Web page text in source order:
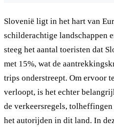
Slovenië ligt in het hart van
schilderachtige landschappen
steeg het aantal toeristen dat
met 15%, wat de
trips onderstreept. Om ervoor
verloopt, is het echter
de verkeersregels,
het autorijden in dit land. In